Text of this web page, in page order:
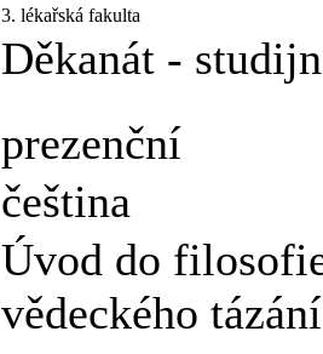
3. lékařská fakulta
Děkanát -
prezenční
čeština
Úvod do
vědeckého